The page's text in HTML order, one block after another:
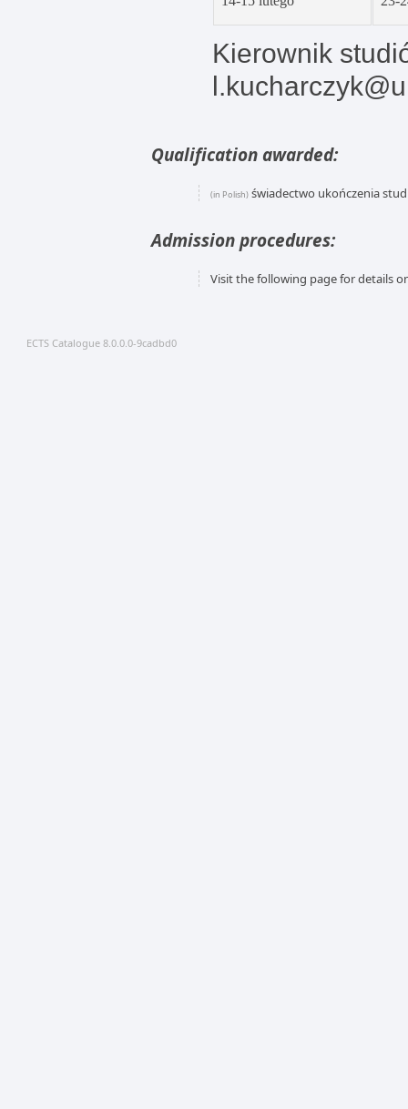
Kierownik
Qualification awarded:
(in Polish) świadectwo ukończenia
Admission procedures:
Visit the following page for details
ECTS Catalogue 8.0.0.0-9cadbd0